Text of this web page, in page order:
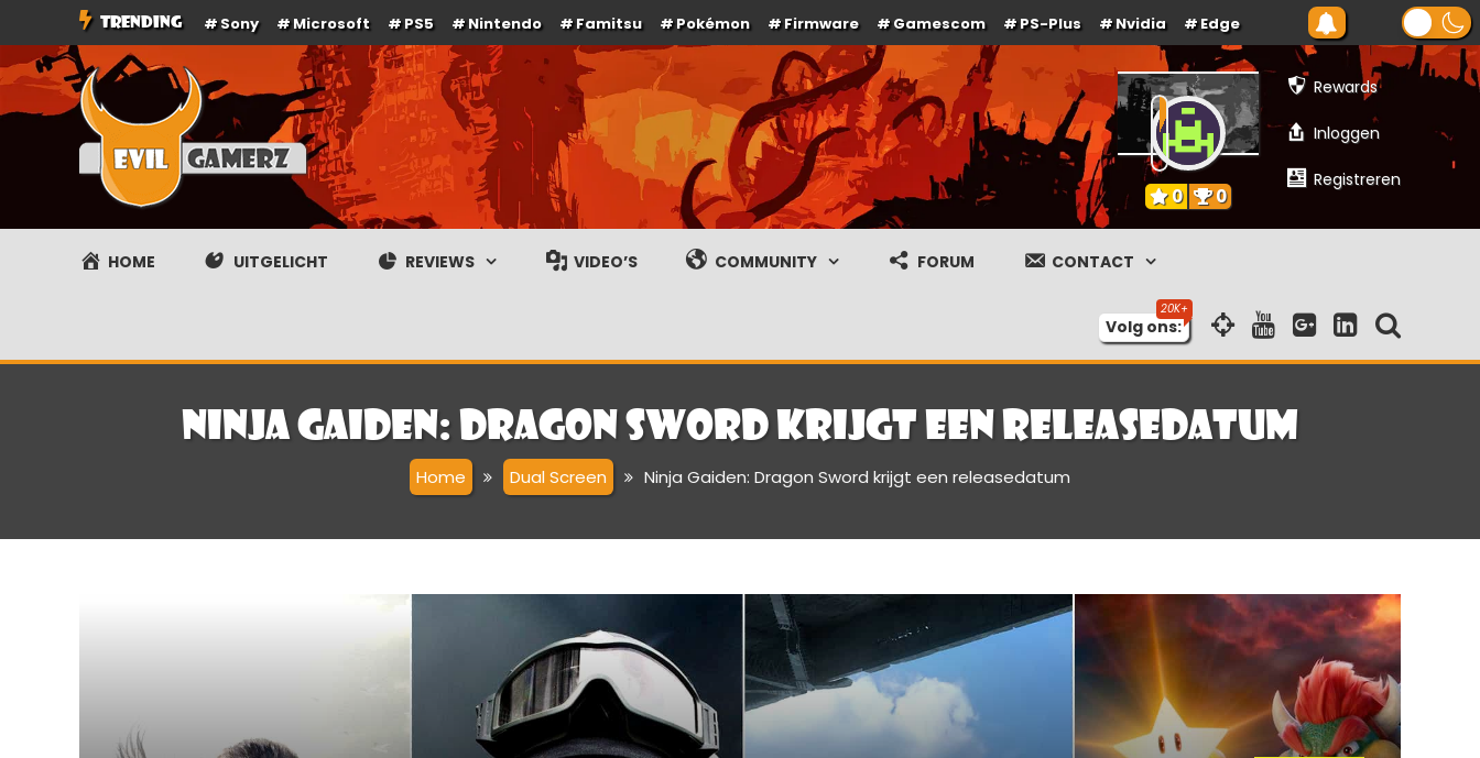
naar
de
TRENDING Sony Microsoft PS5 Nintendo Famitsu Pokémon Firmware Gamescom PS-Plus Nvidia Edge
Evilgamerz
Het meest interessante game nieuws, reviews, coverage en gameplay streams
Rewards
Inloggen
Registreren
0 0
HOME UITGELICHT REVIEWS VIDEO’S COMMUNITY FORUM CONTACT
Volg ons:
Ninja Gaiden: Dragon Sword krijgt een releasedatum
Home Dual Screen Ninja Gaiden: Dragon Sword krijgt een releasedatum